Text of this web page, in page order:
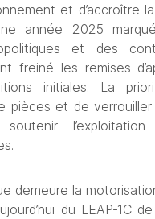
et d’accroître
année 2025
et des
freiné les remises
initiales. La
pièces et de
soutenir
demeure la
du LEAP‑1C